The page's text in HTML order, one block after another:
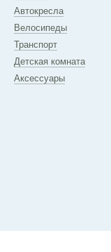
Автокресла
Велосипеды
Транспорт
Детская комната
Аксессуары